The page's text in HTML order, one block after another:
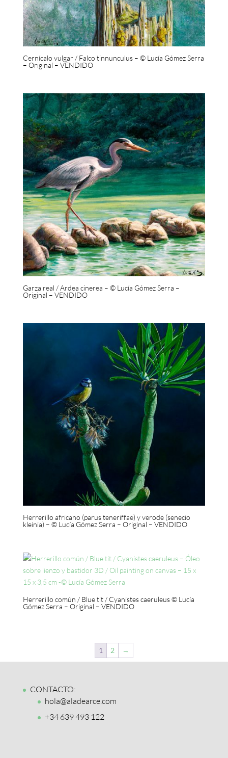
Cernícalo vulgar / Falco tinnunculus – © Lucía Gómez Serra
– Original – VENDIDO
Garza real / Ardea cinerea – © Lucía Gómez Serra –
Original – VENDIDO
Herrerillo africano (parus teneriffae) y verode (senecio
kleinia) – © Lucía Gómez Serra – Original – VENDIDO
Herrerillo común / Blue tit / Cyanistes caeruleus © Lucía
Gómez Serra – Original – VENDIDO
1 2 →
CONTACTO:
hola@aladearce.com
+34 639 493 122